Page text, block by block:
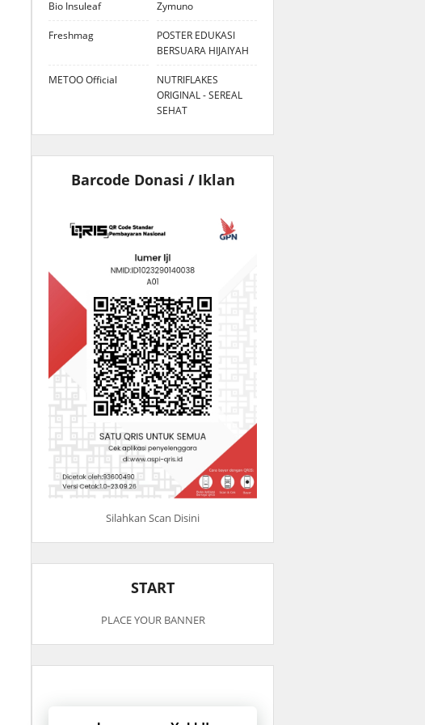
Bio Insuleaf Zymuno
Freshmag
POSTER EDUKASI
BERSUARA HIJAIYAH
METOO Official
NUTRIFLAKES
ORIGINAL - SEREAL
SEHAT
Barcode Donasi / Iklan
Silahkan Scan Disini
START
PLACE YOUR BANNER